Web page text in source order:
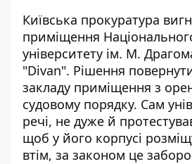
Київська прокуратура
приміщення
університету ім. М.
"Divan". Рішення
закладу приміщення з
судовому порядку. Сам
речі, не дуже й
щоб у його корпусі
втім, за законом це